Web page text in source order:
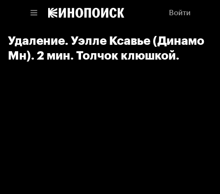
Войти
Удаление. Уэлле Ксавье (Динамо
Мн). 2 мин. Толчок клюшкой.